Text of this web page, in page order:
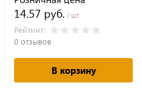
14.57 руб. / шт
Рейтинг:
0 отзывов
В корзину